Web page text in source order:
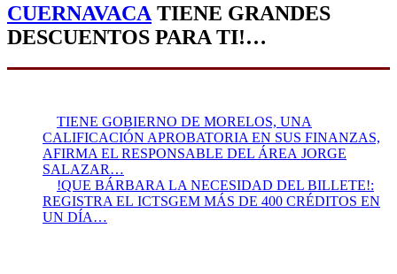
CUERNAVACA TIENE GRANDES
DESCUENTOS PARA TI!…
TIENE GOBIERNO DE MORELOS, UNA
CALIFICACIÓN APROBATORIA EN SUS FINANZAS,
AFIRMA EL RESPONSABLE DEL ÁREA JORGE
SALAZAR…
!QUE BÁRBARA LA NECESIDAD DEL BILLETE!:
REGISTRA EL ICTSGEM MÁS DE 400 CRÉDITOS EN
UN DÍA…